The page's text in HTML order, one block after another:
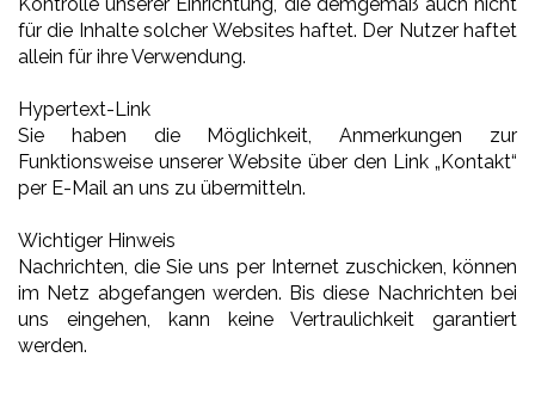
für die Inhalte solcher Websites haftet. Der Nutzer haftet
allein für ihre Verwendung.
Hypertext-Link
Sie haben die Möglichkeit, Anmerkungen zur
Funktionsweise unserer Website über den Link „Kontakt“
per E-Mail an uns zu übermitteln.
Wichtiger Hinweis
Nachrichten, die Sie uns per Internet zuschicken, können
im Netz abgefangen werden. Bis diese Nachrichten bei
uns eingehen, kann keine Vertraulichkeit garantiert
werden.